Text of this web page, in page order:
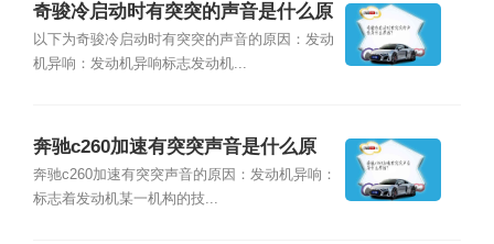
奇骏冷启动时有突突的声音是什么原
因？
以下为奇骏冷启动时有突突的声音的原因：发动
机异响：发动机异响标志发动机...
奔驰c260加速有突突声音是什么原
因？
奔驰c260加速有突突声音的原因：发动机异响：
标志着发动机某一机构的技...